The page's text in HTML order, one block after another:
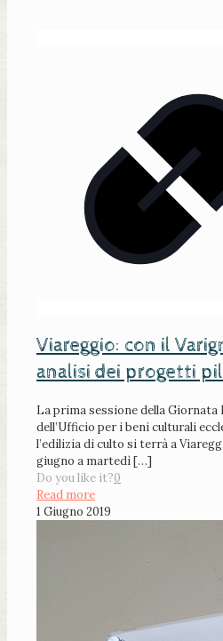
Viareggio: con il
analisi dei progetti
La prima sessione della Giornata
dell’Ufficio per i beni culturali
l’edilizia di culto si terrà a
giugno a martedì[…]
Do you like it?0
Read more
1 Giugno 2019